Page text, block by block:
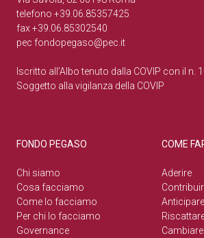
telefono +39.06.85357425
fax +39.06.85302540
pec fondopegaso@pec.it
Iscritto all’Albo tenuto dalla COVIP con il n.
Soggetto alla vigilanza della COVIP
FONDO PEGASO
Chi siamo
Cosa facciamo
Come lo facciamo
Per chi lo facciamo
Governance
COME
Aderire
Anticipare